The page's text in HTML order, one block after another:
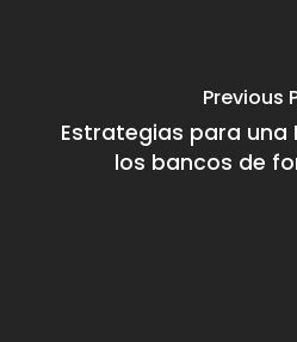
Previous
Estrategias para una
los bancos de